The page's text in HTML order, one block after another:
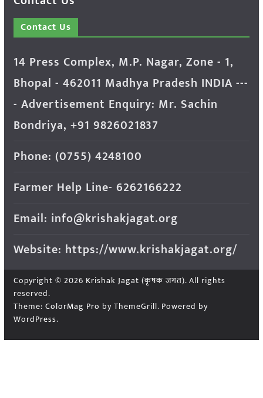
Contact Us
14 Press Complex, M.P. Nagar, Zone - 1,
Bhopal - 462011 Madhya Pradesh INDIA ---
- Advertisement Enquiry: Mr. Sachin
Bondriya, +91 9826021837
Phone: (0755) 4248100
Farmer Help Line- 6262166222
Email: info@krishakjagat.org
Website: https://www.krishakjagat.org/
Copyright © 2026 Krishak Jagat (कृषक जगत). All rights
reserved.
Theme: ColorMag Pro by ThemeGrill. Powered by
WordPress.